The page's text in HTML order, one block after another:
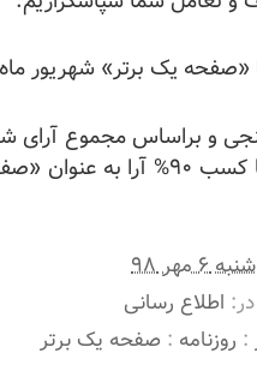
یک برتر» شهریور ماه ۹۸ انتخاب شد.
و براساس مجموع آرای شما
روزنامه جمله با کسب ۹۰%
شنبه ۶ مهر ۹۸
اطلاع رسانی
: روزنامه : صفحه یک برتر